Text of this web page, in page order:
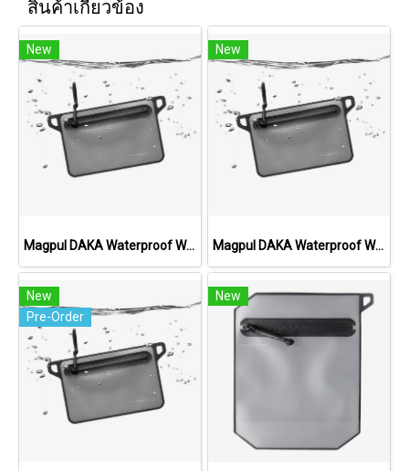
สินค้าเกี่ยวข้อง
New
Magpul DAKA Waterproof Window Pouch, Medium
New
Magpul DAKA Waterproof Window Pouch, Large
New
Pre-Order
New